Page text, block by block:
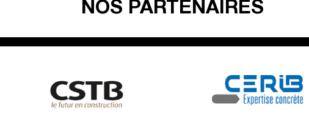
NOS PARTENAIRES